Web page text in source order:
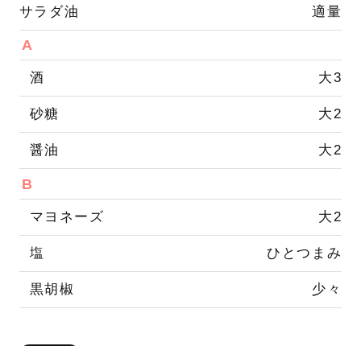
サラダ油 適量
A
酒 大3
砂糖 大2
醤油 大2
B
マヨネーズ 大2
塩 ひとつまみ
黒胡椒 少々